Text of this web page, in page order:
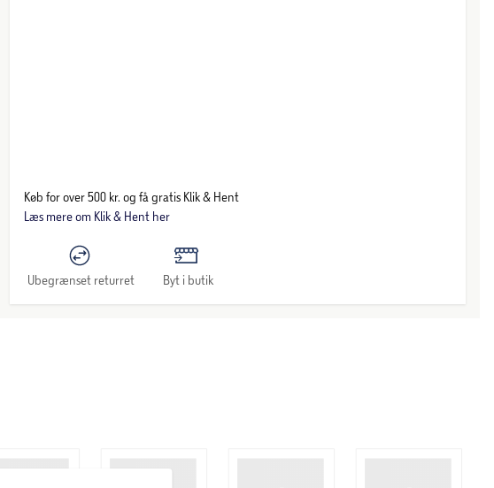
Køb for over 500 kr. og få gratis Klik & Hent
Læs mere om Klik & Hent her
Ubegrænset returret Byt i butik